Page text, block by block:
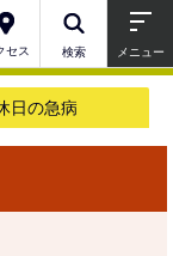
セス 検索 メニュー
日の急病